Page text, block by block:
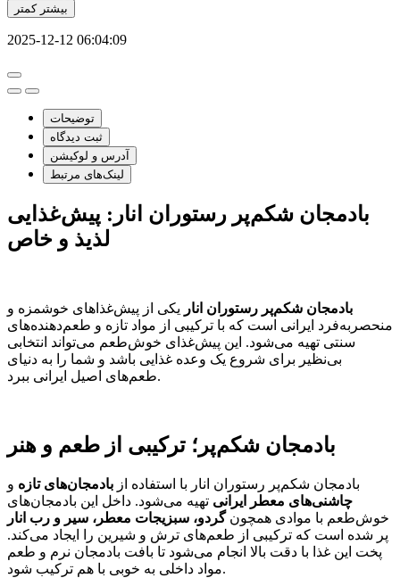
بیشتر کمتر
2025-12-12 06:04:09
توضیحات
ثبت دیدگاه
آدرس و لوکیشن
لینک‌های مرتبط
بادمجان شکم‌پر رستوران انار: پیش‌غذایی
لذیذ و خاص
بادمجان شکم‌پر رستوران انار یکی از پیش‌غذاهای خوشمزه و
منحصر‌به‌فرد ایرانی است که با ترکیبی از مواد تازه و طعم‌دهنده‌های
سنتی تهیه می‌شود. این پیش‌غذای خوش‌طعم می‌تواند انتخابی
بی‌نظیر برای شروع یک وعده غذایی باشد و شما را به دنیای
طعم‌های اصیل ایرانی ببرد.
بادمجان شکم‌پر؛ ترکیبی از طعم و هنر
بادمجان شکم‌پر رستوران انار با استفاده از بادمجان‌های تازه و
چاشنی‌های معطر ایرانی تهیه می‌شود. داخل این بادمجان‌های
خوش‌طعم با موادی همچونگردو، سبزیجات معطر، سیر و رب انار
پر شده است که ترکیبی از طعم‌های ترش و شیرین را ایجاد می‌کند.
پخت این غذا با دقت بالا انجام می‌شود تا بافت بادمجان نرم و طعم
مواد داخلی به خوبی با هم ترکیب شود.